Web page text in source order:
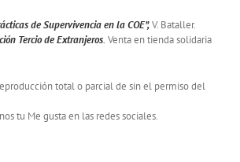
de Supervivencia en la COE”,V. Bataller.
Tercio de Extranjeros. Venta en tienda solidaria
total o parcial de sin el permiso del
tu Me gusta en las redes sociales.